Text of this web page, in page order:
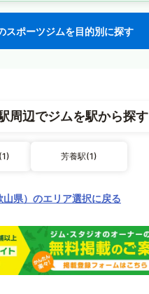
スポーツジムを目的別に探す
周辺でジムを駅から探す
芳養駅(1)
山県）のエリア選択に戻る